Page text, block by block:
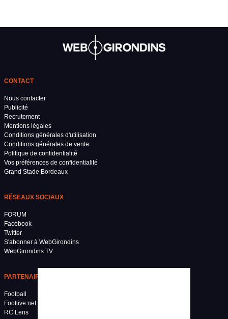
CONTACT
Nous contacter
Publicité
Recrutement
Mentions légales
Conditions générales d'utilisation
Conditions générales de vente
Politique de confidentialité
Vos préférences de confidentialité
Grand Stade Bordeaux
RÉSEAUX SOCIAUX
FORUM
Facebook
Twitter
S'abonner à WebGirondins
WebGirondins TV
PARTENAIRES
Football
Footlive.net
RC Lens